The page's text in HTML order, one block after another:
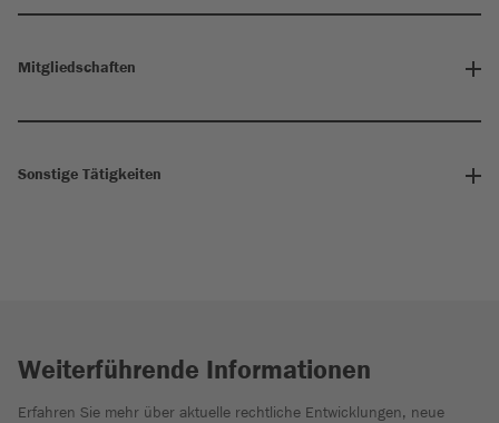
Mitgliedschaften
Sonstige Tätigkeiten
Weiterführende Informationen
Erfahren Sie mehr über aktuelle rechtliche Entwicklungen, neue